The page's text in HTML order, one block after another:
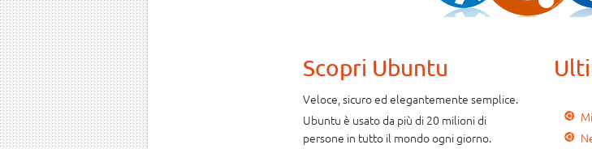
Scopri Ubuntu
Veloce, sicuro ed elegantemente semplice.
Ubuntu è usato da più di 20 milioni di
persone in tutto il mondo ogni giorno.